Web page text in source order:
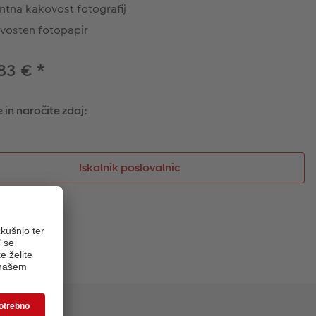
kakovost fotografij
fotopapir
€ *
in naročite zdaj:
Iskalnik poslovalnic